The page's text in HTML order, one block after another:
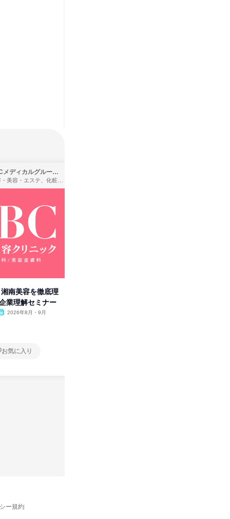
SBCメディカルグループ株式会社
理容・美容・エステ、化粧品・理美容用品小売、医療・病院
湘南美容を徹底理
業理解セミナー
2026年8月・9月
お気に入り
ー規約